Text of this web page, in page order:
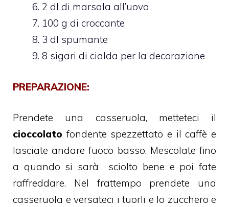
2 dl di marsala all’uovo
100 g di croccante
3 dl spumante
8 sigari di cialda per la decorazione
PREPARAZIONE:
Prendete una casseruola, metteteci il
cioccolato fondente spezzettato e il caffè e
lasciate andare fuoco basso. Mescolate fino
a quando si sarà sciolto bene e poi fate
raffreddare. Nel frattempo prendete una
casseruola e versateci i tuorli e lo zucchero e